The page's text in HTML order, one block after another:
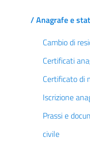
/ Anagrafe e
Cambio di
Certificati
Certificato di
Iscrizione
Prassi e
civile